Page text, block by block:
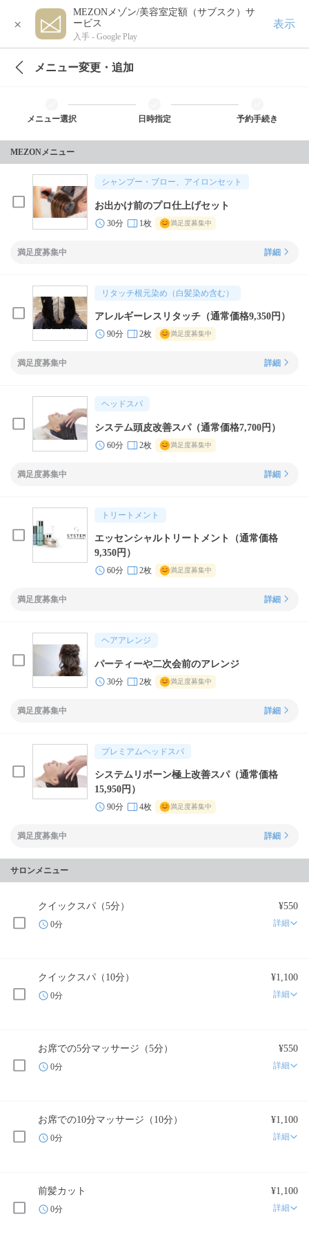
×
MEZONメゾン/美容室定額（サブスク）サ
ービス
入手 - Google Play
表示
メニュー変更・追加
メニュー選択 日時指定 予約手続き
MEZONメニュー
シャンプー・ブロー、アイロンセット
お出かけ前のプロ仕上げセット
30分 1枚 満足度募集中
満足度募集中 詳細
リタッチ根元染め（白髪染め含む）
アレルギーレスリタッチ（通常価格9,350円）
90分 2枚 満足度募集中
満足度募集中 詳細
ヘッドスパ
システム頭皮改善スパ（通常価格7,700円）
60分 2枚 満足度募集中
満足度募集中 詳細
トリートメント
エッセンシャルトリートメント（通常価格
9,350円）
60分 2枚 満足度募集中
満足度募集中 詳細
ヘアアレンジ
パーティーや二次会前のアレンジ
30分 2枚 満足度募集中
満足度募集中 詳細
プレミアムヘッドスパ
システムリボーン極上改善スパ（通常価格
15,950円）
90分 4枚 満足度募集中
満足度募集中 詳細
サロンメニュー
クイックスパ（5分） ¥550
0分 詳細
クイックスパ（10分） ¥1,100
0分 詳細
お席での5分マッサージ（5分） ¥550
0分 詳細
お席での10分マッサージ（10分） ¥1,100
0分 詳細
前髪カット ¥1,100
0分 詳細